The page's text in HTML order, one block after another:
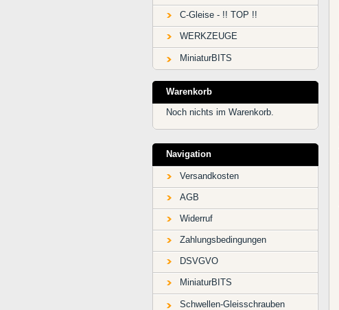
C-Gleise - !! TOP !!
WERKZEUGE
MiniaturBITS
Warenkorb
Noch nichts im Warenkorb.
Navigation
Versandkosten
AGB
Widerruf
Zahlungsbedingungen
DSVGVO
MiniaturBITS
Schwellen-Gleisschrauben